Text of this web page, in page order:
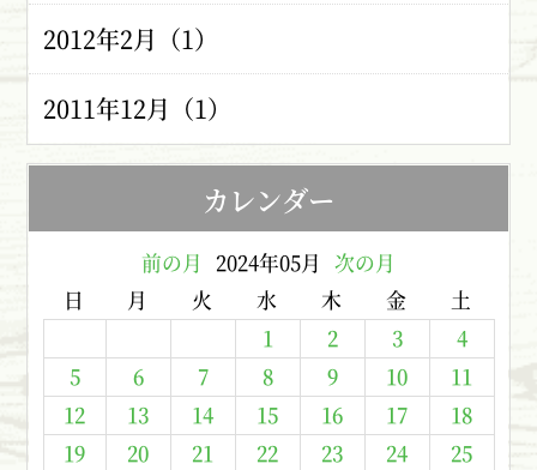
2012年2月（1）
2011年12月（1）
カレンダー
前の月 2024年05月 次の月
日
月 火 水 木 金
土
1
2 3
4
5
6 7 8 9 10
11
12
13 14 15 16 17
18
19
20 21 22 23 24
25